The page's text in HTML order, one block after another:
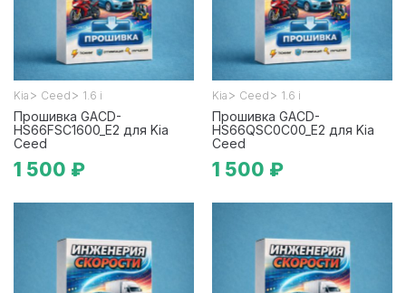
Kia > Ceed > 1.6 i
Прошивка GACD-
HS66FSC1600_E2 для Kia
Ceed
1 500 ₽
Kia > Ceed > 1.6 i
Прошивка GACD-
HS66QSC0C00_E2 для Kia
Ceed
1 500 ₽